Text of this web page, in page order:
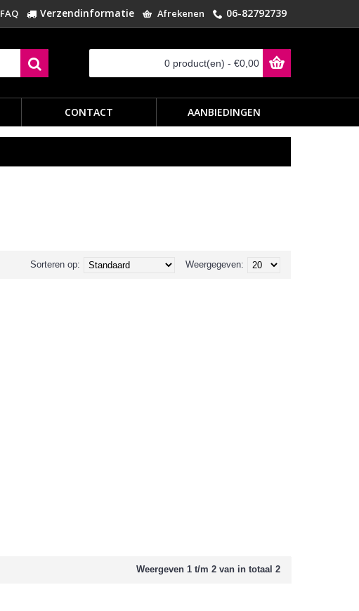
FAQ Verzendinformatie Afrekenen 06-82792739
0 product(en) - €0,00
CONTACT AANBIEDINGEN
Weergegeven:
Sorteren op:
Weergeven 1 t/m 2 van in totaal 2